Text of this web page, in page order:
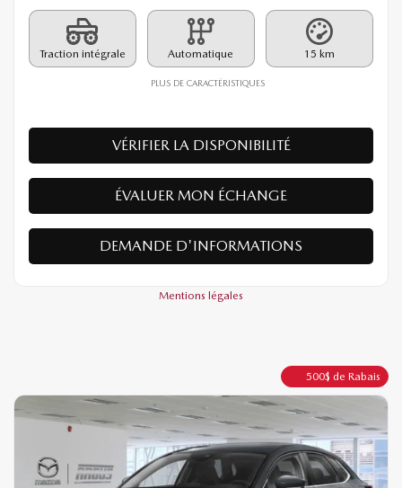
Traction intégrale Automatique 15 km
PLUS DE CARACTÉRISTIQUES
VÉRIFIER LA DISPONIBILITÉ
ÉVALUER MON ÉCHANGE
DEMANDE D'INFORMATIONS
Mentions légales
500$ de Rabais